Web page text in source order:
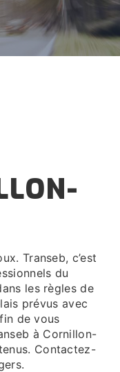
du
les règles de
prévus avec
de vous
à Cornillon-
Contactez-